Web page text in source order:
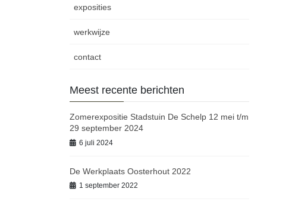
exposities
werkwijze
contact
Meest recente berichten
Zomerexpositie Stadstuin De Schelp 12 mei t/m
29 september 2024
6 juli 2024
De Werkplaats Oosterhout 2022
1 september 2022